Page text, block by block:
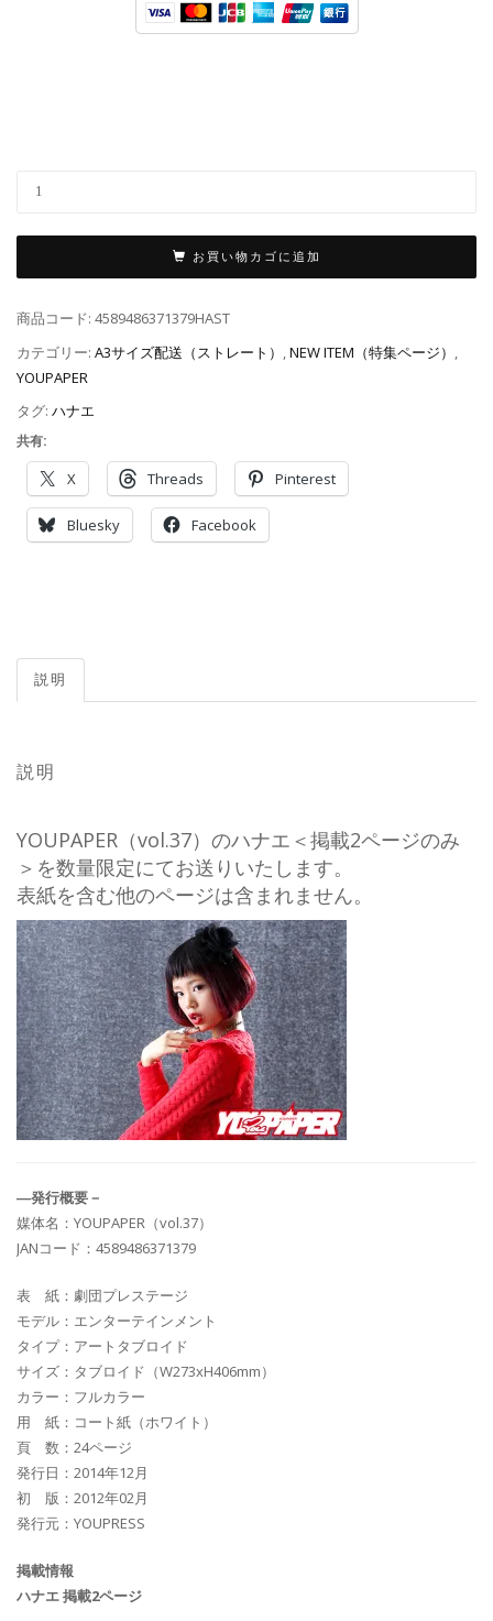
お買い物カゴに追加
商品コード: 4589486371379HAST
カテゴリー: A3サイズ配送（ストレート） NEW ITEM（特集ページ）
YOUPAPER
タグ: ハナエ
共有:
X Threads Pinterest
Bluesky Facebook
説明
説明
YOUPAPER（vol.37）のハナエ＜掲載2ページのみ
＞を数量限定にてお送りいたします。
表紙を含む他のページは含まれません。
―発行概要－
媒体名：YOUPAPER（vol.37）
JANコード：4589486371379
表 紙：劇団プレステージ
モデル：エンターテインメント
タイプ：アートタブロイド
サイズ：タブロイド（W273xH406mm）
カラー：フルカラー
用 紙：コート紙（ホワイト）
頁 数：24ページ
発行日：2014年12月
初 版：2012年02月
発行元：YOUPRESS
掲載情報
ハナエ 掲載2ページ